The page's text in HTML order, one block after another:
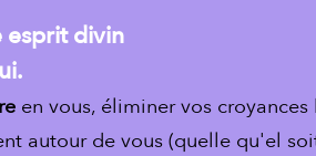
esprit divin
en vous, éliminer vos
autour de vous (quelle qu'el